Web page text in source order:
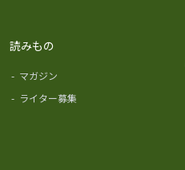
読みもの
- マガジン
- ライター募集